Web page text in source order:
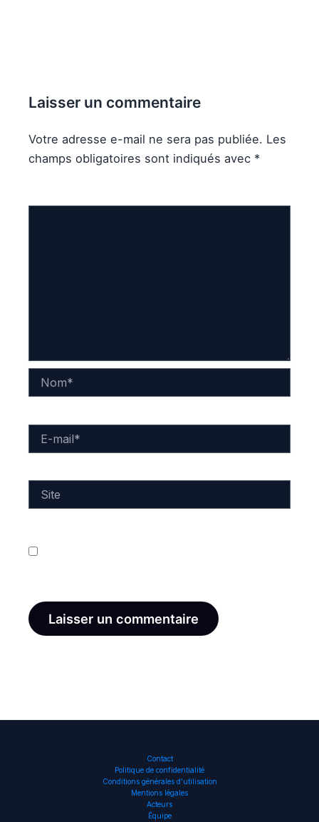
Laisser un commentaire
Votre adresse e-mail ne sera pas publiée. Les
champs obligatoires sont indiqués avec *
mail*
Contact
Politique de confidentialité
Conditions générales d’utilisation
Mentions légales
Acteurs
Équipe